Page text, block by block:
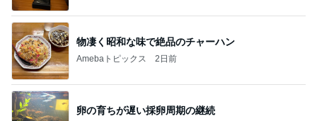
物凄く昭和な味で絶品のチャーハン
Amebaトピックス 2日前
卵の育ちが遅い採卵周期の継続